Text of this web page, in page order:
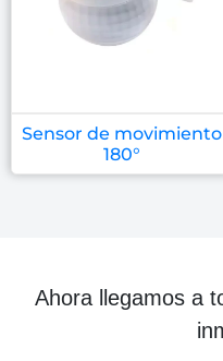
Sensor de movimiento
180°
Ahora llegamos a